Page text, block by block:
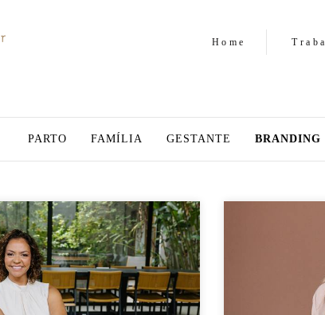
Home
PARTO FAMÍLIA GESTANTE BRANDING